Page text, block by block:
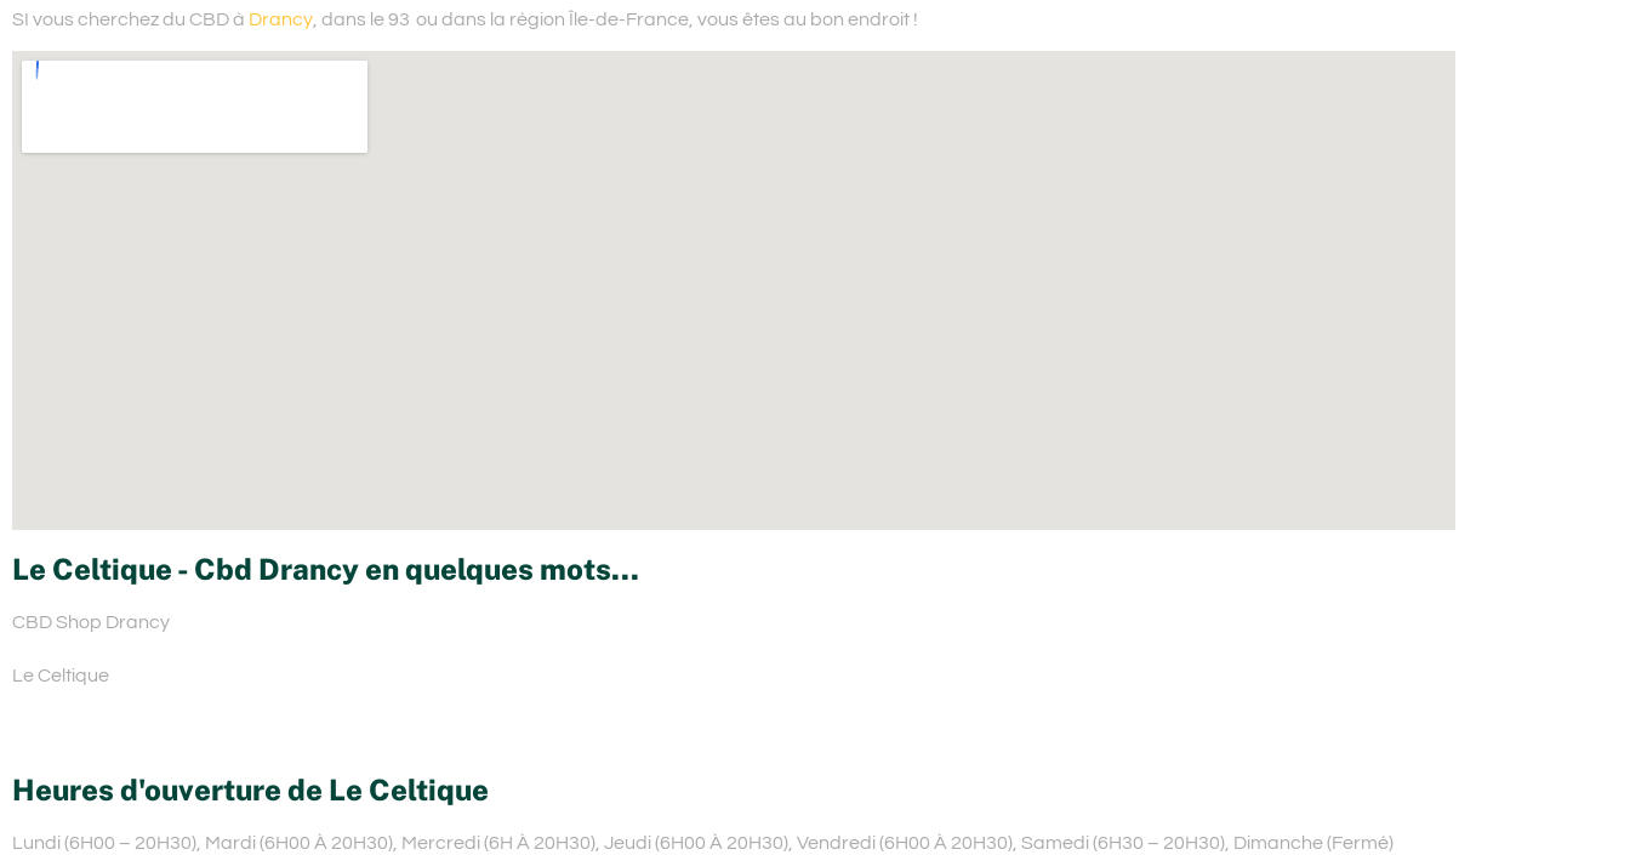
SI vous cherchez du CBD à Drancy , dans le 93 ou dans la région Île-de-France, vous êtes au bon endroit !
Le Celtique - Cbd Drancy en quelques mots...
CBD Shop Drancy
Le Celtique
Heures d'ouverture de Le Celtique
Lundi (6H00 – 20H30), Mardi (6H00 À 20H30), Mercredi (6H À 20H30), Jeudi (6H00 À 20H30), Vendredi (6H00 À 20H30), Samedi (6H30 – 20H30), Dimanche (Fermé)